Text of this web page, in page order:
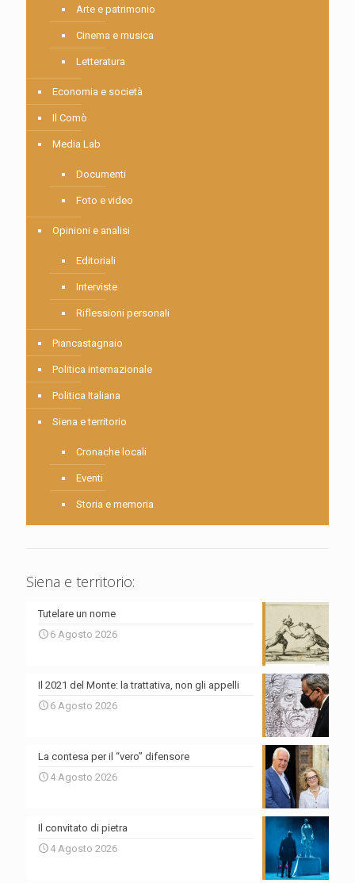
Arte e patrimonio
Cinema e musica
Letteratura
Economia e società
Il Comò
Media Lab
Documenti
Foto e video
Opinioni e analisi
Editoriali
Interviste
Riflessioni personali
Piancastagnaio
Politica internazionale
Politica Italiana
Siena e territorio
Cronache locali
Eventi
Storia e memoria
Siena e territorio:
Tutelare un nome
6 Agosto 2026
Il 2021 del Monte: la trattativa, non gli appelli
6 Agosto 2026
La contesa per il “vero” difensore
4 Agosto 2026
Il convitato di pietra
4 Agosto 2026